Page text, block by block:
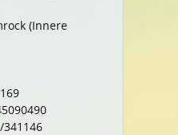
(Innere
341146